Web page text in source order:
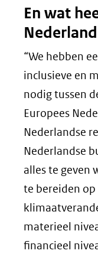
En wat
“We hebben
inclusieve en
nodig tussen
Europees
Nederlandse
Nederlandse
alles te geven
te bereiden op
materieel
financieel